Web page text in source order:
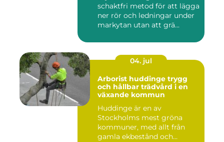
schaktfri metod för att lägga
ner rör och ledningar under
markytan utan att grä...
04. jul
Arborist huddinge trygg
och hållbar trädvård i en
växande kommun
Huddinge är en av
Stockholms mest gröna
kommuner, med allt från
gamla ekbestånd och